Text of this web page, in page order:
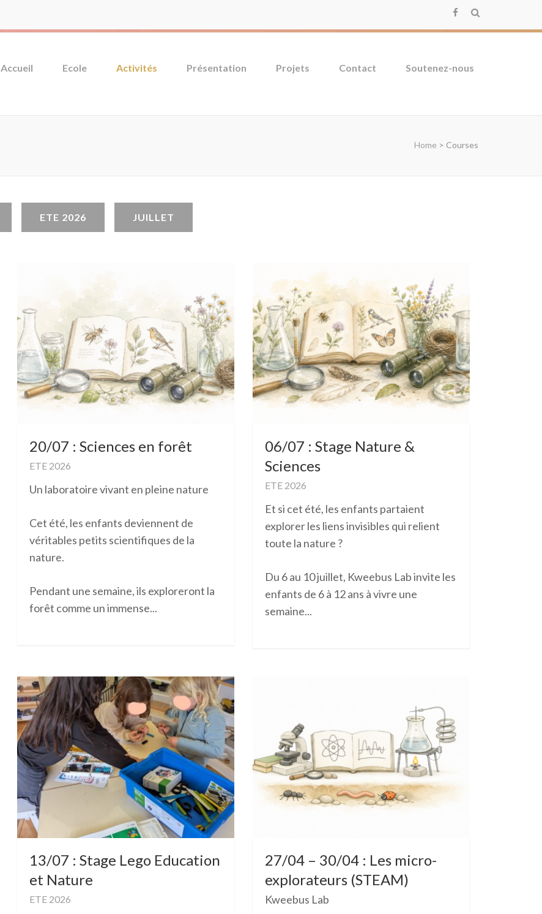
Accueil Ecole Activités Présentation Projets Contact Soutenez-nous
Home > Courses
ETE 2026 JUILLET
20/07 : Sciences en forêt
ETE 2026
Un laboratoire vivant en pleine nature
Cet été, les enfants deviennent de
véritables petits scientifiques de la
nature.
Pendant une semaine, ils exploreront la
forêt comme un immense...
06/07 : Stage Nature &
Sciences
ETE 2026
Et si cet été, les enfants partaient
explorer les liens invisibles qui relient
toute la nature ?
Du 6 au 10 juillet, Kweebus Lab invite les
enfants de 6 à 12 ans à vivre une
semaine...
13/07 : Stage Lego Education
et Nature
ETE 2026
27/04 – 30/04 : Les micro-
explorateurs (STEAM)
Kweebus Lab